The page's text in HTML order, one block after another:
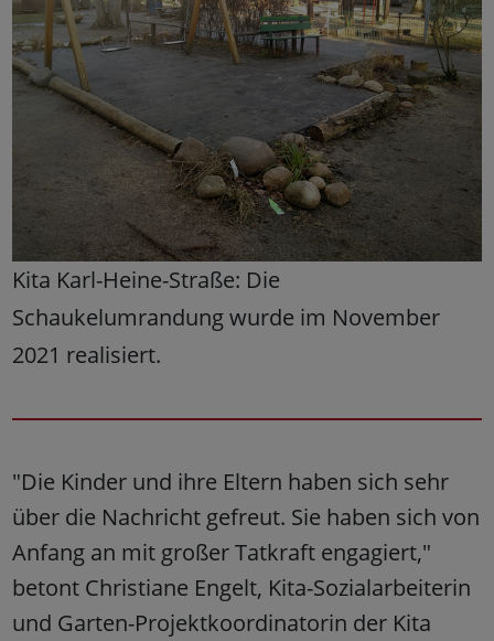
Kita Karl-Heine-Straße: Die
Schaukelumrandung wurde im November
2021 realisiert.
"Die Kinder und ihre Eltern haben sich sehr
über die Nachricht gefreut. Sie haben sich von
Anfang an mit großer Tatkraft engagiert,"
betont Christiane Engelt, Kita-Sozialarbeiterin
und Garten-Projektkoordinatorin der Kita